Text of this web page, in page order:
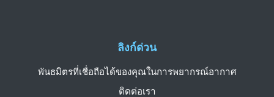
ลิงก์ด่วน
พันธมิตรที่เชื่อถือได้ของคุณในการพยากรณ์อากาศ
ติดต่อเรา